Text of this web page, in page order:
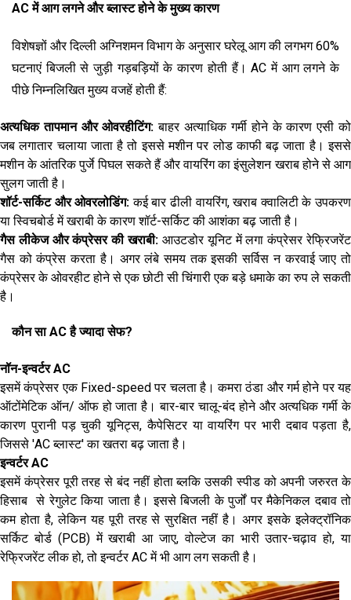
AC में आग लगने और ब्लास्ट होने के मुख्य कारण
विशेषज्ञों और दिल्ली अग्निशमन विभाग के अनुसार घरेलू आग की लगभग 60%
घटनाएं बिजली से जुड़ी गड़बड़ियों के कारण होती हैं। AC में आग लगने के
पीछे निम्नलिखित मुख्य वजहें होती हैं:
अत्यधिक तापमान और ओवरहीटिंग:बाहर अत्याधिक गर्मी होने के कारण एसी को
जब लगातार चलाया जाता है तो इससे मशीन पर लोड काफी बढ़ जाता है। इससे
मशीन के आंतरिक पुर्जे पिघल सकते हैं और वायरिंग का इंसुलेशन खराब होने से आग
सुलग जाती है।
शॉर्ट-सर्किट और ओवरलोडिंग: कई बार ढीली वायरिंग, खराब क्वालिटी के उपकरण
या स्विचबोर्ड में खराबी के कारण शॉर्ट-सर्किट की आशंका बढ़ जाती है।
गैस लीकेज और कंप्रेसर की खराबी: आउटडोर यूनिट में लगा कंप्रेसर रेफ्रिजरेंट
गैस को कंप्रेस करता है। अगर लंबे समय तक इसकी सर्विस न करवाई जाए तो
कंप्रेसर के ओवरहीट होने से एक छोटी सी चिंगारी एक बड़े धमाके का रुप ले सकती
है।
कौन सा AC है ज्यादा सेफ?
नॉन-इन्वर्टर AC
इसमें कंप्रेसर एक Fixed-speed पर चलता है। कमरा ठंडा और गर्म होने पर यह
ऑटोंमेटिक ऑन/ ऑफ हो जाता है। बार-बार चालू-बंद होने और अत्यधिक गर्मी के
कारण पुरानी पड़ चुकी यूनिट्स, कैपेसिटर या वायरिंग पर भारी दबाव पड़ता है,
जिससे 'AC ब्लास्ट' का खतरा बढ़ जाता है।
इन्वर्टर AC
इसमें कंप्रेसर पूरी तरह से बंद नहीं होता ब्लकि उसकी स्पीड को अपनी जरुरत के
हिसाब से रेगुलेट किया जाता है। इससे बिजली के पुर्जों पर मैकेनिकल दबाव तो
कम होता है, लेकिन यह पूरी तरह से सुरक्षित नहीं है। अगर इसके इलेक्ट्रॉनिक
सर्किट बोर्ड (PCB) में खराबी आ जाए, वोल्टेज का भारी उतार-चढ़ाव हो, या
रेफ्रिजरेंट लीक हो, तो इन्वर्टर AC में भी आग लग सकती है।